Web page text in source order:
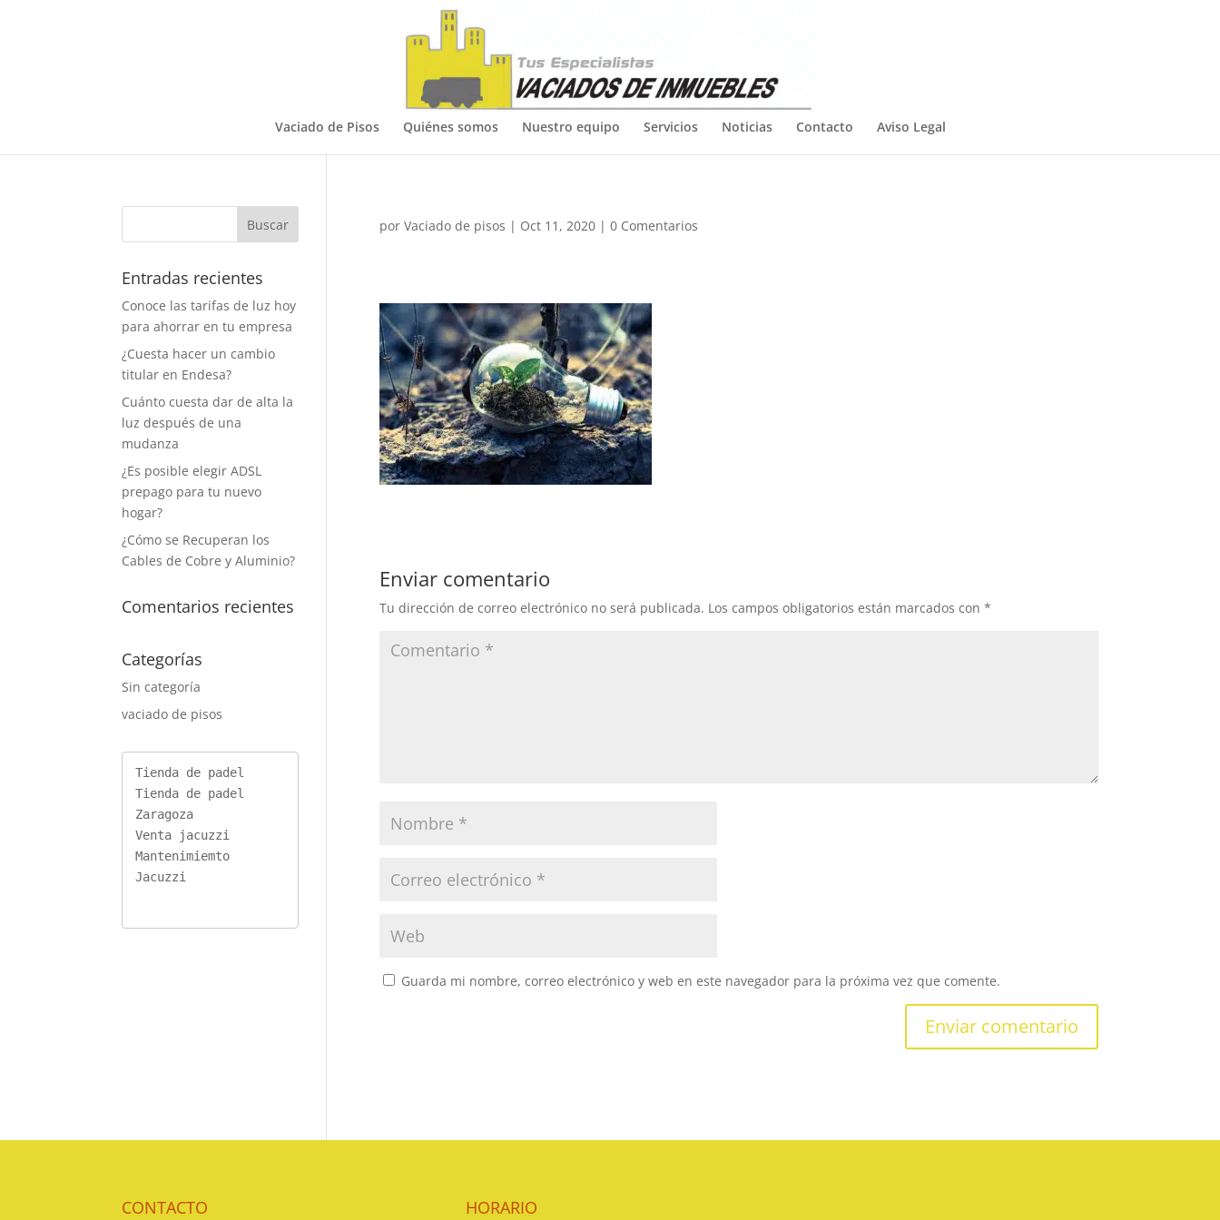
Vaciado de Pisos Quiénes somos Nuestro equipo Servicios Noticias Contacto Aviso Legal
por Vaciado de pisos | Oct 11, 2020| 0 Comentarios
Enviar comentario
Tu dirección de correo electrónico no será publicada. Los campos obligatorios están marcados con *
Guarda mi nombre, correo electrónico y web en este navegador para la próxima vez que comente.
Entradas recientes
Conoce las tarifas de luz hoy
para ahorrar en tu empresa
¿Cuesta hacer un cambio
titular en Endesa?
Cuánto cuesta dar de alta la
luz después de una
mudanza
¿Es posible elegir ADSL
prepago para tu nuevo
hogar?
¿Cómo se Recuperan los
Cables de Cobre y Aluminio?
Comentarios recientes
Categorías
Sin categoría
vaciado de pisos
Tienda de padel
Tienda de padel
Zaragoza
Venta jacuzzi
Mantenimiemto
Jacuzzi
CONTACTO HORARIO